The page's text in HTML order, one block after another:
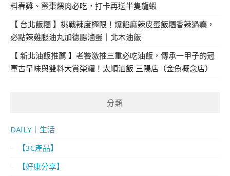
料春雞、蜜棗煨肉必吃，打卡再送半隻龍蝦
【 台北飯糰 】挑戰辣度極限！爆餡麻辣皮蛋飯糰香辣過癮，
必點辣雞腿油丸加德腸滷蛋｜北木油飯
【 新北油飯推薦 】老饕激推三重必吃油飯，傳承一甲子的冠
軍古早味與雙料大賞榮耀！太順油飯 三陽店（金魚概念店）
分類
DAILY｜生活
【3C產品】
【好康分享】